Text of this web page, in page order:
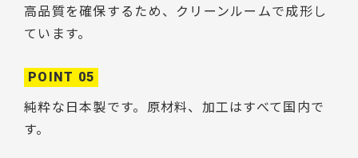
高品質を確保するため、クリーンルームで成形し
ています。
POINT 05
純粋な日本製です。原材料、加工はすべて国内で
す。